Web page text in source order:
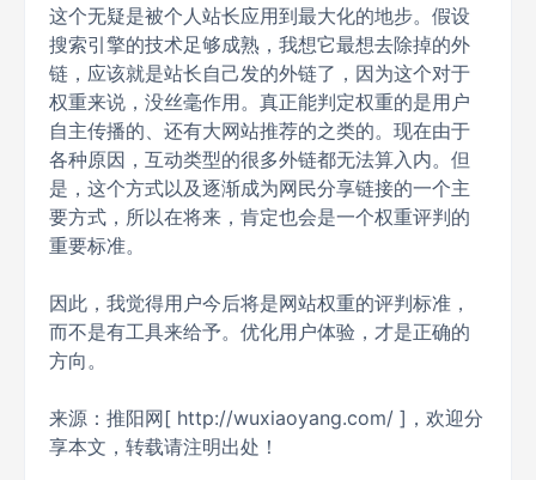
这个无疑是被个人站长应用到最大化的地步。假设
搜索引擎的技术足够成熟，我想它最想去除掉的外
链，应该就是站长自己发的外链了，因为这个对于
权重来说，没丝毫作用。真正能判定权重的是用户
自主传播的、还有大网站推荐的之类的。现在由于
各种原因，互动类型的很多外链都无法算入内。但
是，这个方式以及逐渐成为网民分享链接的一个主
要方式，所以在将来，肯定也会是一个权重评判的
重要标准。
因此，我觉得用户今后将是网站权重的评判标准，
而不是有工具来给予。优化用户体验，才是正确的
方向。
来源：推阳网[ http://wuxiaoyang.com/ ]，欢迎分
享本文，转载请注明出处！